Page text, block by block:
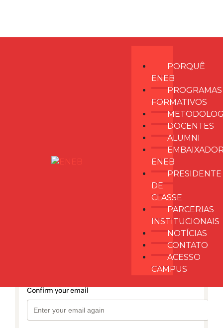
PORQUÊ
ENEB
PROGRAMAS
FORMATIVOS
DOCENTES
ALUMNI
ENEB
PRESIDENTE
DE
CLASSE
PARCERIAS
INSTITUCIONAIS
NOTÍCIAS
CONTATO
ACESSO
CAMPUS